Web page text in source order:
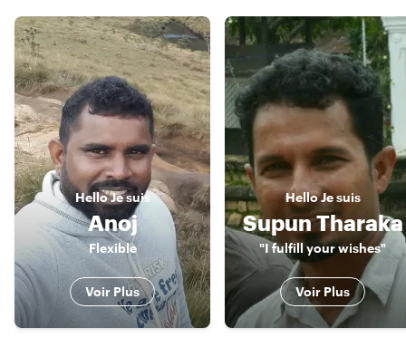
HelloJe suis
Anoj
Flexible
Voir Plus
HelloJe suis
Supun Tharaka
"I fulfill your wishes"
Voir Plus